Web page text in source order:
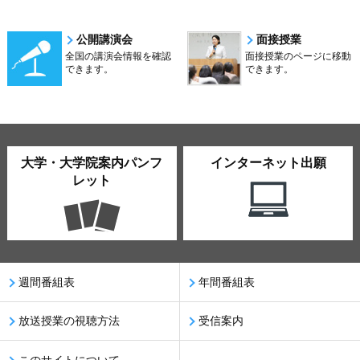
公開講演会
全国の講演会情報を確認
できます。
面接授業
面接授業のページに移動
できます。
大学・大学院案内パンフ
レット
インターネット出願
週間番組表 年間番組表
放送授業の視聴方法 受信案内